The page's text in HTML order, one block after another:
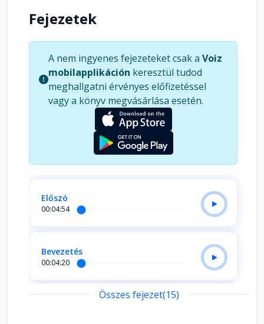
mindez jó. Sőt, több mint jó! Egyszerűen
működik, és mire képes a benned lakozó Erő,
megtapasztalhatod a létezés varázsát a maga
teljességében, és akkor valóban csodálatos
életed lesz. Most pedig kezdődjön a varázslat!
Fejezetek
A nem ingyenes fejezeteket csak a Voiz
mobilapplikáción keresztül tudod
meghallgatni érvényes előfizetéssel
vagy a könyv megvásárlása esetén.
Előszó
00:04:54
Bevezetés
00:04:20
Összes fejezet(15)